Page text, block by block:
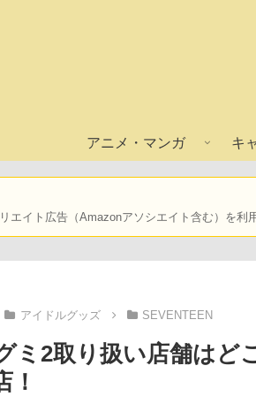
アニメ・マンガ キ
エイト広告（Amazonアソシエイト含む）を利
アイドルグッズ SEVENTEEN
ミ2取り扱い店舗はど
！